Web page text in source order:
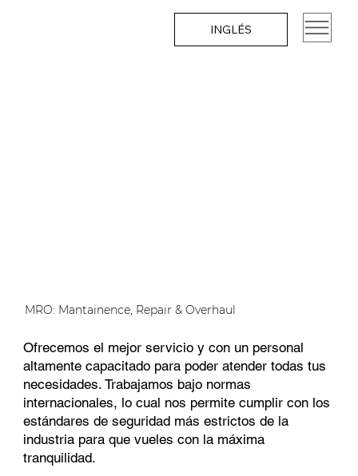
INGLÉS
MRO: Mantainence, Repair & Overhaul
Ofrecemos el mejor servicio y con un personal
altamente capacitado para poder atender todas tus
necesidades. Trabajamos bajo normas
internacionales, lo cual nos permite cumplir con los
estándares de seguridad más estrictos de la
industria para que vueles con la máxima
tranquilidad.